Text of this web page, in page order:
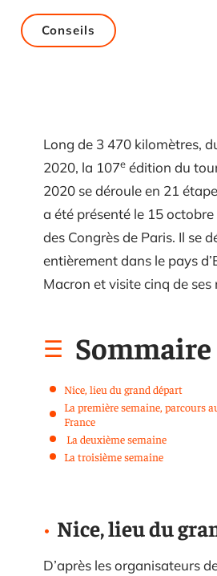
Conseils
Long de 3 470 kilomètres,
2020, la 107e édition du
2020 se déroule en 21
a été présenté le 15
des Congrès de Paris. Il se
entièrement dans le pays
Macron et visite cinq de ses
Sommaire
Nice, lieu du grand départ
La première semaine, parcours
France
La deuxième semaine
La troisième semaine
Nice, lieu du
D’après les organisateurs